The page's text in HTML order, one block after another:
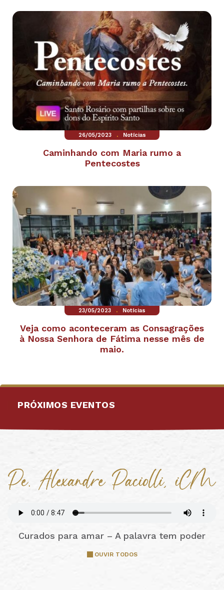
26/05/2023 . Notícias
Caminhando com Maria rumo a
Pentecostes
23/05/2023 . Notícias
Veja como aconteceram as Consagrações
à Nossa Senhora de Fátima nesse mês de
maio.
PRÓXIMOS EVENTOS
Curados para amar – A palavra tem poder
OUVIR TODOS